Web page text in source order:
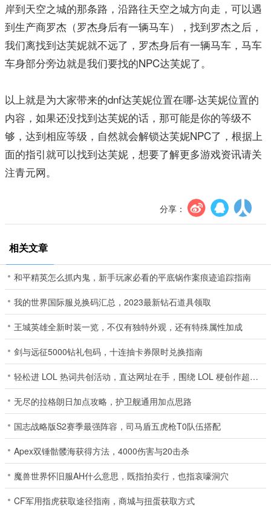
岸到天空之城的那条路，沿路往天空之城方向走，可以遇
到生产商罗杰（罗杰身后有一辆马车），找到罗杰之后，
我们离找到达芙妮就不远了，罗杰身后有一辆马车，马车
车身部分旁边就是我们要找的NPC达芙妮了。
以上就是为大家带来的dnf达芙妮位置在哪-达芙妮位置的
内容，如果还没找到达芙妮的话，那可能是你的等级不
够，达到相应等级，自然就会解锁达芙妮NPC了，根据上
面的指引就可以找到达芙妮，想要了解更多游戏资讯请关
注青元网。
分享：
相关文章
和平精英怎么抓内鬼，新手玩家必看的平底锅作案痕迹追踪指南
我的世界国际服兑换码汇总，2023最新钻石道具领取
王城英雄全新时装一览，不仅有独特外观，还有特殊属性加成
剑与远征5000钻礼包码，十连抽卡券限时兑换指南
轻松进 LOL 热词共创活动，直达网址在手，围绕 LOL 梗创作超有方向
无尽的拉格朗日加点攻略，护卫舰通用加点思路
国志战略版S2赛季最强阵容，司马盾五虎枪T0队伍搭配
Apex双锤骷髅海获得方法，4000伤害与20击杀
魔兽世界怀旧服AH什么意思，既指拍卖行，也指哀嚎洞穴
CF军用指虎获取途径指南，商城与扭蛋获取方式